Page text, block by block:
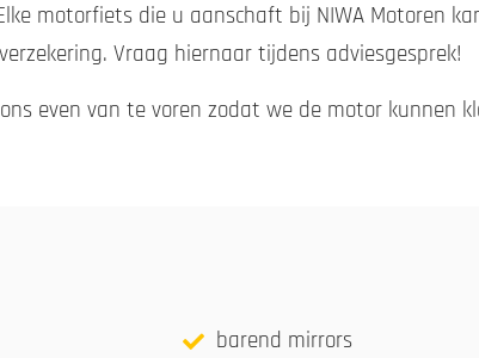
motorfiets die u aanschaft bij NIWA Motoren
Vraag hiernaar tijdens adviesgesprek!
even van te voren zodat we de motor kunnen
barend mirrors